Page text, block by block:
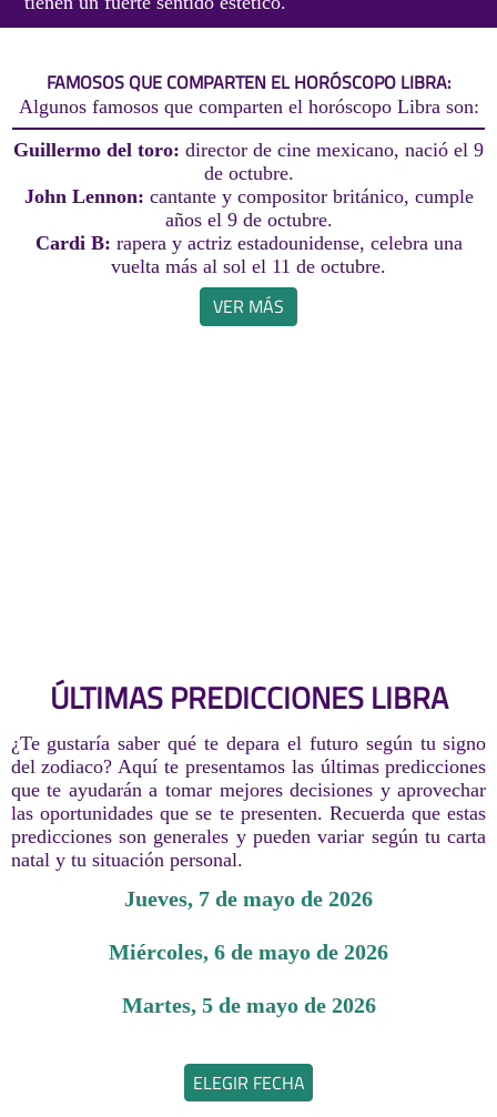
FAMOSOS QUE COMPARTEN EL HORÓSCOPO LIBRA:
Algunos famosos que comparten el horóscopo Libra son:
Guillermo del toro: director de cine mexicano, nació el 9
de octubre.
John Lennon: cantante y compositor británico, cumple
años el 9 de octubre.
Cardi B: rapera y actriz estadounidense, celebra una
vuelta más al sol el 11 de octubre.
VER MÁS
ÚLTIMAS PREDICCIONES LIBRA
¿Te gustaría saber qué te depara el futuro según tu signo
del zodiaco? Aquí te presentamos las últimas predicciones
que te ayudarán a tomar mejores decisiones y aprovechar
las oportunidades que se te presenten. Recuerda que estas
predicciones son generales y pueden variar según tu carta
natal y tu situación personal.
jueves, 7 de mayo de 2026
miércoles, 6 de mayo de 2026
martes, 5 de mayo de 2026
ELEGIR FECHA